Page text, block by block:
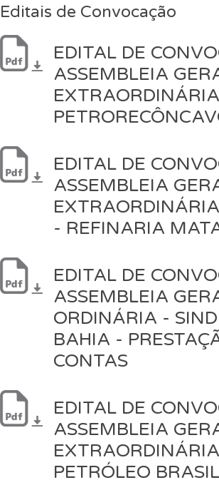
Editais de Convocação
EDITAL DE
ASSEMBLEIA
EDITAL DE
ASSEMBLEIA
- REFINARIA
EDITAL DE
ASSEMBLEIA
ORDINÁRIA -
BAHIA -
CONTAS
EDITAL DE
ASSEMBLEIA
PETRÓLEO